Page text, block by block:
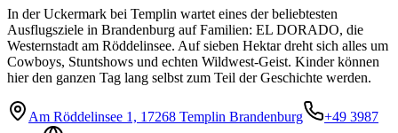
In der Uckermark bei Templin wartet eines der beliebtesten
Ausflugsziele in Brandenburg auf Familien: EL DORADO, die
Westernstadt am Röddelinsee. Auf sieben Hektar dreht sich alles um
Cowboys, Stuntshows und echten Wildwest-Geist. Kinder können
hier den ganzen Tag lang selbst zum Teil der Geschichte werden.
Am Röddelinsee 1, 17268 Templin Brandenburg
+49 3987